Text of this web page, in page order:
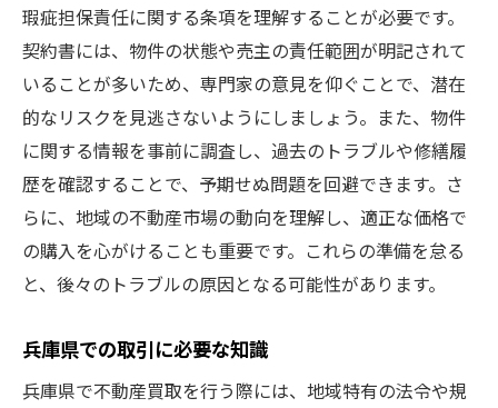
瑕疵担保責任に関する条項を理解することが必要です。
契約書には、物件の状態や売主の責任範囲が明記されて
いることが多いため、専門家の意見を仰ぐことで、潜在
的なリスクを見逃さないようにしましょう。また、物件
に関する情報を事前に調査し、過去のトラブルや修繕履
歴を確認することで、予期せぬ問題を回避できます。さ
らに、地域の不動産市場の動向を理解し、適正な価格で
の購入を心がけることも重要です。これらの準備を怠る
と、後々のトラブルの原因となる可能性があります。
兵庫県での取引に必要な知識
兵庫県で不動産買取を行う際には、地域特有の法令や規